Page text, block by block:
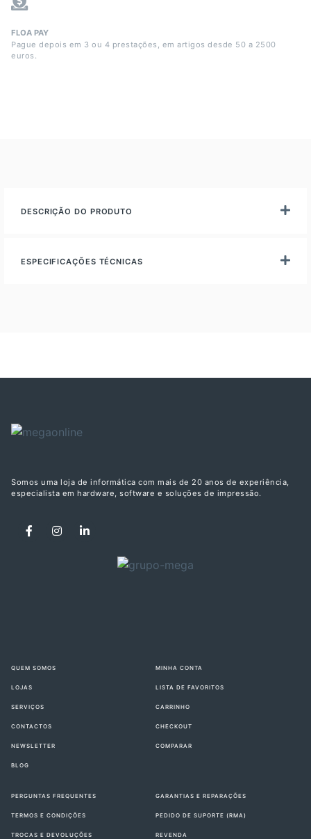
FLOA PAY
Pague depois em 3 ou 4 prestações, em artigos desde 50 a 2500
euros.
DESCRIÇÃO DO PRODUTO
ESPECIFICAÇÕES TÉCNICAS
Somos uma loja de informática com mais de 20 anos de experiência,
especialista em hardware, software e soluções de impressão.
QUEM SOMOS
LOJAS
SERVIÇOS
CONTACTOS
NEWSLETTER
BLOG
MINHA CONTA
LISTA DE FAVORITOS
CARRINHO
CHECKOUT
COMPARAR
PERGUNTAS FREQUENTES
TERMOS E CONDIÇÕES
TROCAS E DEVOLUÇÕES
GARANTIAS E REPARAÇÕES
PEDIDO DE SUPORTE (RMA)
REVENDA